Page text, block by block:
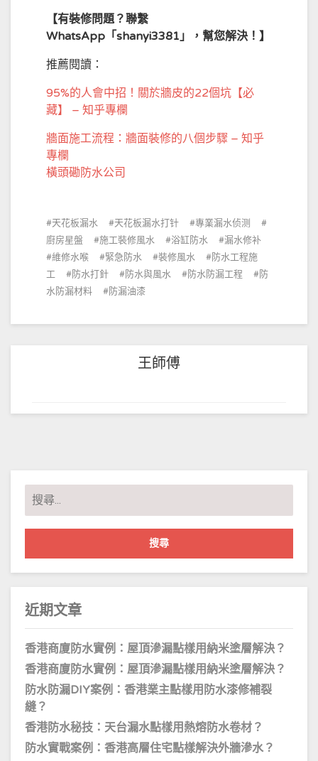
【有裝修問題？聯繫
WhatsApp「shanyi3381」，幫您解決！】
推薦閱讀：
95%的人會中招！關於牆皮的22個坑【必
藏】 – 知乎專欄
牆面施工流程：牆面裝修的八個步驟 – 知乎
專欄
橫頭磡防水公司
天花板漏水 天花板漏水打针
專業漏水侦测
廚房星盤
施工裝修風水 浴缸防水
漏水修补
維修水喉
緊急防水 裝修風水
防水工程施
工
防水打針 防水與風水 防水防漏工程
防
水防漏材料
防漏油漆
王師傅
搜
尋
關
字:
近期文章
香港商廈防水實例：屋頂滲漏點樣用納米塗層解決？
香港商廈防水實例：屋頂滲漏點樣用納米塗層解決？
防水防漏DIY案例：香港業主點樣用防水漆修補裂
縫？
香港防水秘技：天台漏水點樣用熱熔防水卷材？
防水實戰案例：香港高層住宅點樣解決外牆滲水？